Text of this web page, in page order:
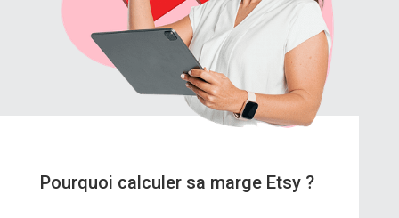
Pourquoi calculer sa marge Etsy ?